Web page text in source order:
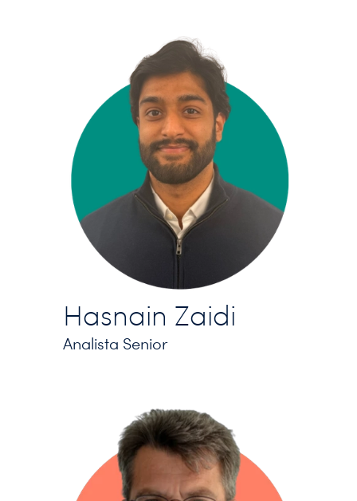
Hasnain Zaidi
Analista Senior